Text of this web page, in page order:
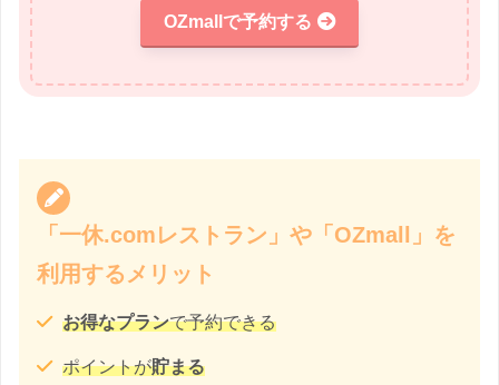
OZmallで予約する
「一休.comレストラン」や「OZmall」を
利用するメリット
お得なプランで予約できる
ポイントが貯まる